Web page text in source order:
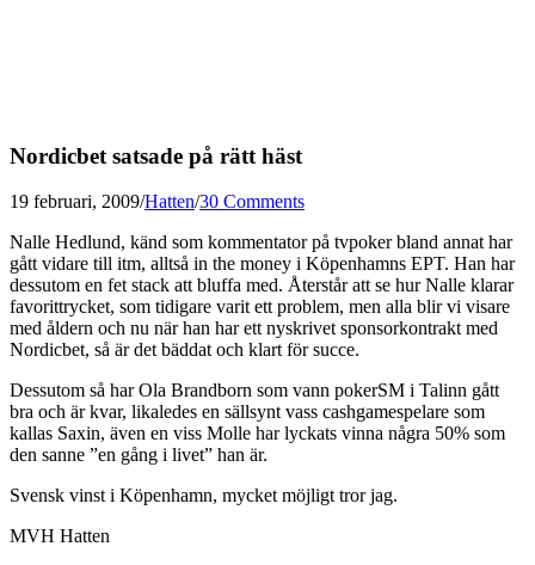
Nordicbet satsade på rätt häst
19 februari, 2009/Hatten/30 Comments
Nalle Hedlund, känd som kommentator på tvpoker bland annat har
gått vidare till itm, alltså in the money i Köpenhamns EPT. Han har
dessutom en fet stack att bluffa med. Återstår att se hur Nalle klarar
favorittrycket, som tidigare varit ett problem, men alla blir vi visare
med åldern och nu när han har ett nyskrivet sponsorkontrakt med
Nordicbet, så är det bäddat och klart för succe.
Dessutom så har Ola Brandborn som vann pokerSM i Talinn gått
bra och är kvar, likaledes en sällsynt vass cashgamespelare som
kallas Saxin, även en viss Molle har lyckats vinna några 50% som
den sanne ”en gång i livet” han är.
Svensk vinst i Köpenhamn, mycket möjligt tror jag.
MVH Hatten